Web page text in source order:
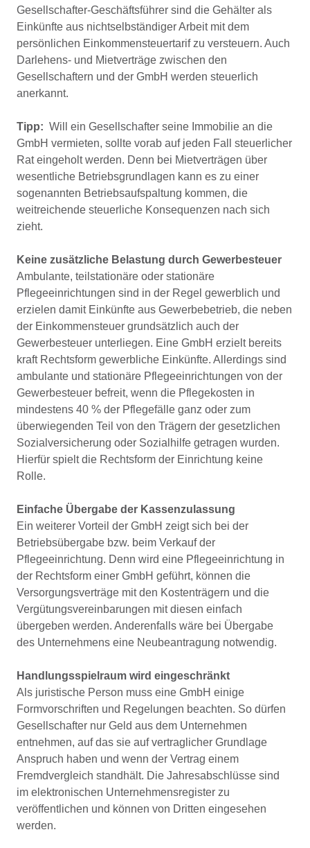
Gesellschafter-Geschäftsführer sind die Gehälter als
Einkünfte aus nichtselbständiger Arbeit mit dem
persönlichen Einkommensteuertarif zu versteuern. Auch
Darlehens- und Mietverträge zwischen den
Gesellschaftern und der GmbH werden steuerlich
anerkannt.
Tipp: Will ein Gesellschafter seine Immobilie an die
GmbH vermieten, sollte vorab auf jeden Fall steuerlicher
Rat eingeholt werden. Denn bei Mietverträgen über
wesentliche Betriebsgrundlagen kann es zu einer
sogenannten Betriebsaufspaltung kommen, die
weitreichende steuerliche Konsequenzen nach sich
zieht.
Keine zusätzliche Belastung durch Gewerbesteuer
Ambulante, teilstationäre oder stationäre
Pflegeeinrichtungen sind in der Regel gewerblich und
erzielen damit Einkünfte aus Gewerbebetrieb, die neben
der Einkommensteuer grundsätzlich auch der
Gewerbesteuer unterliegen. Eine GmbH erzielt bereits
kraft Rechtsform gewerbliche Einkünfte. Allerdings sind
ambulante und stationäre Pflegeeinrichtungen von der
Gewerbesteuer befreit, wenn die Pflegekosten in
mindestens 40 % der Pflegefälle ganz oder zum
überwiegenden Teil von den Trägern der gesetzlichen
Sozialversicherung oder Sozialhilfe getragen wurden.
Hierfür spielt die Rechtsform der Einrichtung keine
Rolle.
Einfache Übergabe der Kassenzulassung
Ein weiterer Vorteil der GmbH zeigt sich bei der
Betriebsübergabe bzw. beim Verkauf der
Pflegeeinrichtung. Denn wird eine Pflegeeinrichtung in
der Rechtsform einer GmbH geführt, können die
Versorgungsverträge mit den Kostenträgern und die
Vergütungsvereinbarungen mit diesen einfach
übergeben werden. Anderenfalls wäre bei Übergabe
des Unternehmens eine Neubeantragung notwendig.
Handlungsspielraum wird eingeschränkt
Als juristische Person muss eine GmbH einige
Formvorschriften und Regelungen beachten. So dürfen
Gesellschafter nur Geld aus dem Unternehmen
entnehmen, auf das sie auf vertraglicher Grundlage
Anspruch haben und wenn der Vertrag einem
Fremdvergleich standhält. Die Jahresabschlüsse sind
im elektronischen Unternehmensregister zu
veröffentlichen und können von Dritten eingesehen
werden.